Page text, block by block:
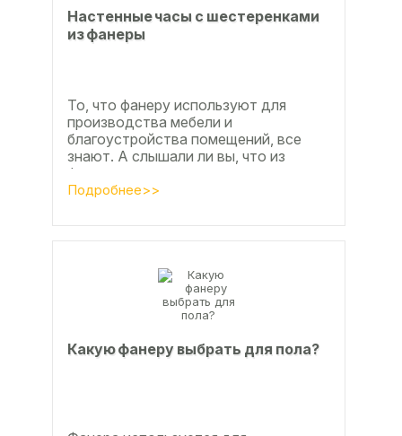
Настенные часы с шестеренками
из фанеры
То, что фанеру используют для
производства мебели и
благоустройства помещений, все
знают. А слышали ли вы, что из
фанеры делают красивые ажурные
часы? Удивительно, но факт.
Подробнее>>
Какую фанеру выбрать для пола?